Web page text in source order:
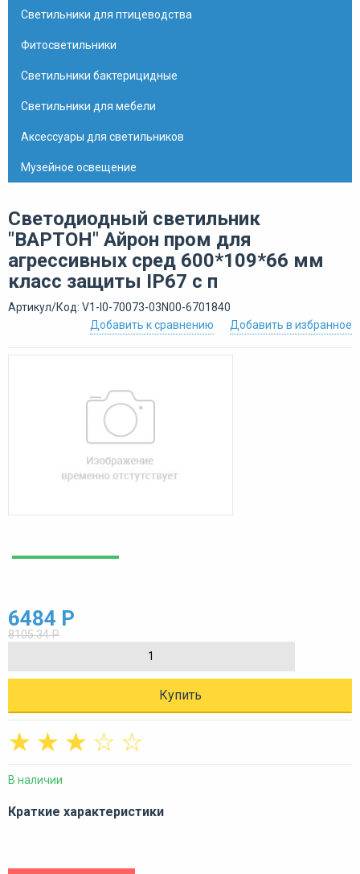
Светильники для птицеводства
Фитосветильники
Светильники бактерицидные
Светильники для мебели
Аксессуары для светильников
Музейное освещение
Светодиодный светильник
"ВАРТОН" Айрон пром для
агрессивных сред 600*109*66 мм
класс защиты IP67 с п
Артикул/Код: V1-I0-70073-03N00-6701840
Добавить в избранное
Добавить к сравнению
6484 Р
8105.34 Р
Купить
☆
☆
☆
☆
☆
В наличии
Краткие характеристики